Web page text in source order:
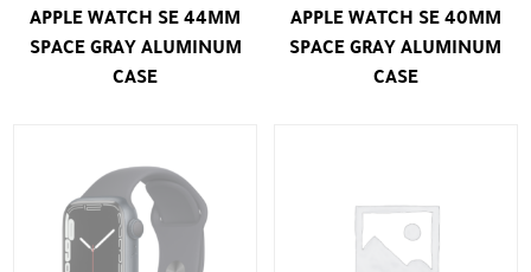
APPLE WATCH SE 40MM
SPACE GRAY ALUMINUM
CASE
APPLE WATCH SE 44MM
SPACE GRAY ALUMINUM
CASE